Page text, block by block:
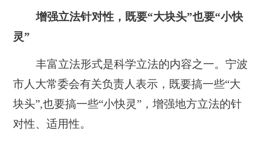
增强立法针对性，既要“大块头”也要“小快
灵”
丰富立法形式是科学立法的内容之一。宁波
市人大常委会有关负责人表示，既要搞一些“大
块头”,也要搞一些“小快灵”，增强地方立法的针
对性、适用性。